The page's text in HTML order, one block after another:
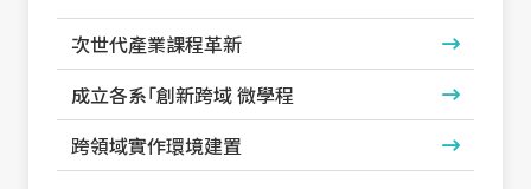
次世代產業課程革新
成立各系｢創新跨域 微學程
跨領域實作環境建置